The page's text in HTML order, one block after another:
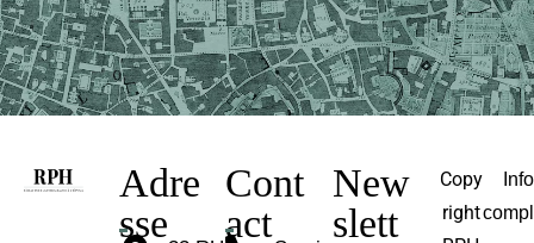
Adre
sse
Cont
act
New
slett
Copy
right